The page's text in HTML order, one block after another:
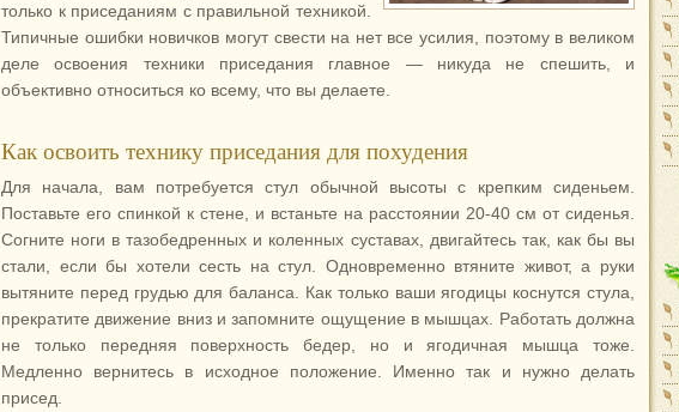
только к приседаниям с правильной техникой.
Типичные ошибки новичков могут свести на нет все усилия, поэтому в великом
деле освоения техники приседания главное — никуда не спешить, и
объективно относиться ко всему, что вы делаете.
Как освоить технику приседания для похудения
Для начала, вам потребуется стул обычной высоты с крепким сиденьем.
Поставьте его спинкой к стене, и встаньте на расстоянии 20-40 см от сиденья.
Согните ноги в тазобедренных и коленных суставах, двигайтесь так, как бы вы
стали, если бы хотели сесть на стул. Одновременно втяните живот, а руки
вытяните перед грудью для баланса. Как только ваши ягодицы коснутся стула,
прекратите движение вниз и запомните ощущение в мышцах. Работать должна
не только передняя поверхность бедер, но и ягодичная мышца тоже.
Медленно вернитесь в исходное положение. Именно так и нужно делать
присед.